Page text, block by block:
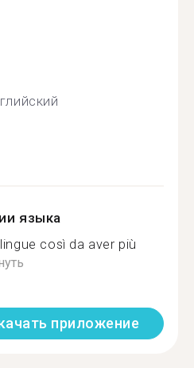
языка
così da aver più
приложение